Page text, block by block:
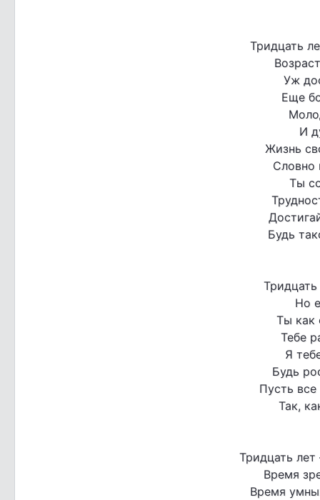
Тридцать
Уж
Еще
И
Жизнь
Словно
Ты
Будь
Но
Ты как
Тебе
Я
Будь
Пусть
Так,
Тридцать
Время
Время